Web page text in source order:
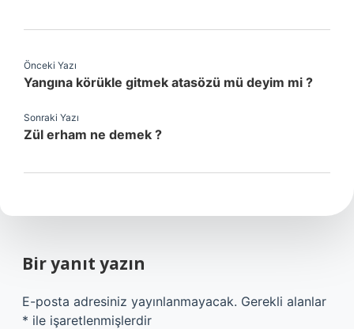
Önceki Yazı
Yangına körükle gitmek atasözü mü deyim mi ?
Sonraki Yazı
Zül erham ne demek ?
Bir yanıt yazın
E-posta adresiniz yayınlanmayacak. Gerekli alanlar
* ile işaretlenmişlerdir